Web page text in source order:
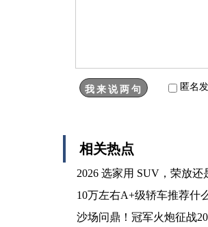
匿名
相关热点
2026 选家用 SUV，荣放
10万左右A+级轿车推荐什
沙场问鼎！冠军火炮征战